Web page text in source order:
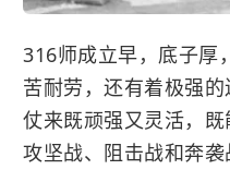
316师成立早，底子厚
苦耐劳，还有着极强
仗来既顽强又灵活，
攻坚战、阻击战和奔